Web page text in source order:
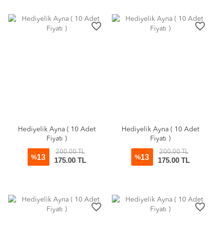
favorite_border
Hediyelik Ayna ( 10 Adet
Fiyatı )
%13
200.00 TL
175.00 TL
favorite_border
Hediyelik Ayna ( 10 Adet
Fiyatı )
%13
200.00 TL
175.00 TL
favorite_border favorite_border